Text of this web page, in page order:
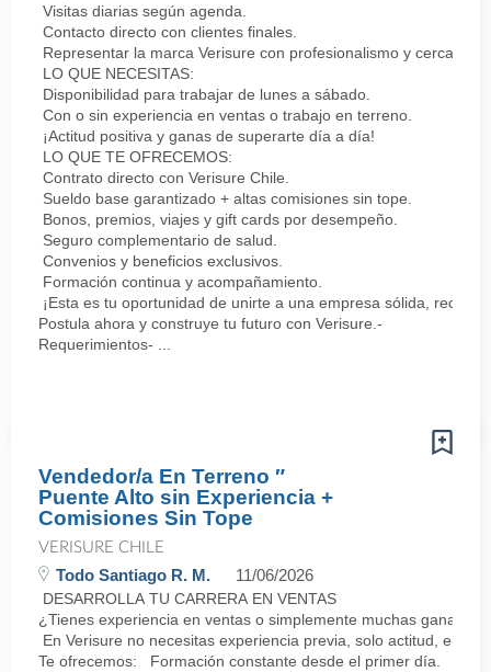
Visitas diarias según agenda.
Contacto directo con clientes finales.
Representar la marca Verisure con profesionalismo y cercanía.
LO QUE NECESITAS:
Disponibilidad para trabajar de lunes a sábado.
Con o sin experiencia en ventas o trabajo en terreno.
¡Actitud positiva y ganas de superarte día a día!
LO QUE TE OFRECEMOS:
Contrato directo con Verisure Chile.
Sueldo base garantizado + altas comisiones sin tope.
Bonos, premios, viajes y gift cards por desempeño.
Seguro complementario de salud.
Convenios y beneficios exclusivos.
Formación continua y acompañamiento.
¡Esta es tu oportunidad de unirte a una empresa sólida,
Postula ahora y construye tu futuro con Verisure.-
Requerimientos- ...
Vendedor/a En Terreno ″
Puente Alto sin Experiencia +
Comisiones Sin Tope
VERISURE CHILE
Todo Santiago R. M. 11/06/2026
DESARROLLA TU CARRERA EN VENTAS
¿Tienes experiencia en ventas o simplemente muchas ganas
En Verisure no necesitas experiencia previa, solo actitud,
Te ofrecemos: Formación constante desde el primer día.